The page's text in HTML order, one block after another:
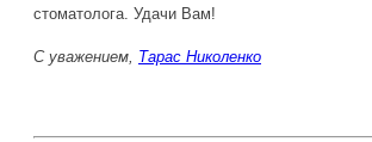
стоматолога. Удачи Вам!
С уважением, Тарас Николенко